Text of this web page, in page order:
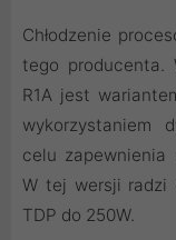
Chłodzenie
tego producenta.
R1A jest
wykorzystaniem
celu zapewnienia
W tej wersji radzi
TDP do 250W.